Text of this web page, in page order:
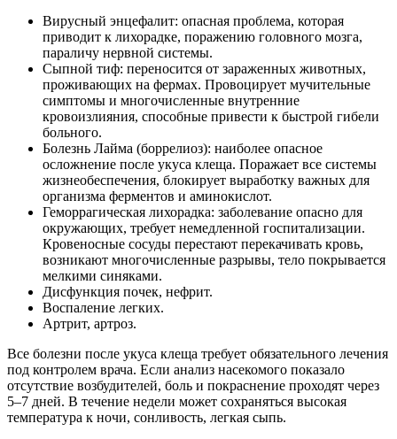
Вирусный энцефалит: опасная проблема, которая
приводит к лихорадке, поражению головного мозга,
параличу нервной системы.
Сыпной тиф: переносится от зараженных животных,
проживающих на фермах. Провоцирует мучительные
симптомы и многочисленные внутренние
кровоизлияния, способные привести к быстрой гибели
больного.
Болезнь Лайма (боррелиоз): наиболее опасное
осложнение после укуса клеща. Поражает все системы
жизнеобеспечения, блокирует выработку важных для
организма ферментов и аминокислот.
Геморрагическая лихорадка: заболевание опасно для
окружающих, требует немедленной госпитализации.
Кровеносные сосуды перестают перекачивать кровь,
возникают многочисленные разрывы, тело покрывается
мелкими синяками.
Дисфункция почек, нефрит.
Воспаление легких.
Артрит, артроз.
Все болезни после укуса клеща требует обязательного лечения
под контролем врача. Если анализ насекомого показало
отсутствие возбудителей, боль и покраснение проходят через
5–7 дней. В течение недели может сохраняться высокая
температура к ночи, сонливость, легкая сыпь.